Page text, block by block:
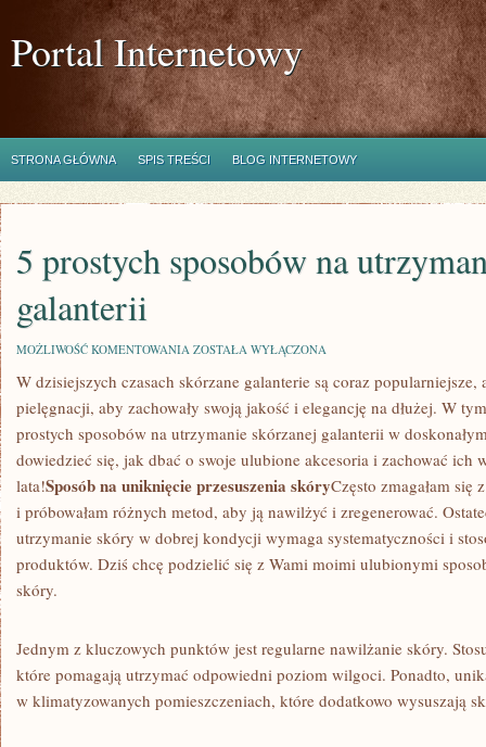
Portal Internetowy
STRONA GŁÓWNA SPIS TREŚCI BLOG INTERNETOWY
5 prostych sposobów na
galanterii
MOŻLIWOŚĆ KOMENTOWANIA 5
SPOSOBÓW
UTRZYMANIE
SKÓRZANEJ
GALANTERII
ZOSTAŁA WYŁĄCZONA
W dzisiejszych czasach skórzane galanterie ​są coraz
pielęgnacji, aby zachowały swoją jakość i ‍elegancję na ​dłużej. W
prostych sposobów​ na utrzymanie skórzanej galanterii w⁢
dowiedzieć się, jak ⁣dbać ​o swoje ulubione ⁤akcesoria i zachować ich
lata!Sposób na uniknięcie przesuszenia skóryCzęsto‍ zmagałam się
i⁢ próbowałam różnych metod, aby ją nawilżyć i zregenerować.
utrzymanie skóry w dobrej kondycji wymaga⁢ systematyczności i
produktów. Dziś chcę podzielić się z Wami moimi ulubionymi
skóry.
Jednym z‍ kluczowych punktów jest regularne nawilżanie skóry.
które pomagają utrzymać odpowiedni ⁣poziom wilgoci. Ponadto,
w klimatyzowanych pomieszczeniach, które dodatkowo wysuszają